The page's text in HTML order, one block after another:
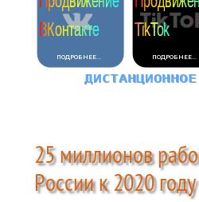
25 миллионов
России к 2020 году